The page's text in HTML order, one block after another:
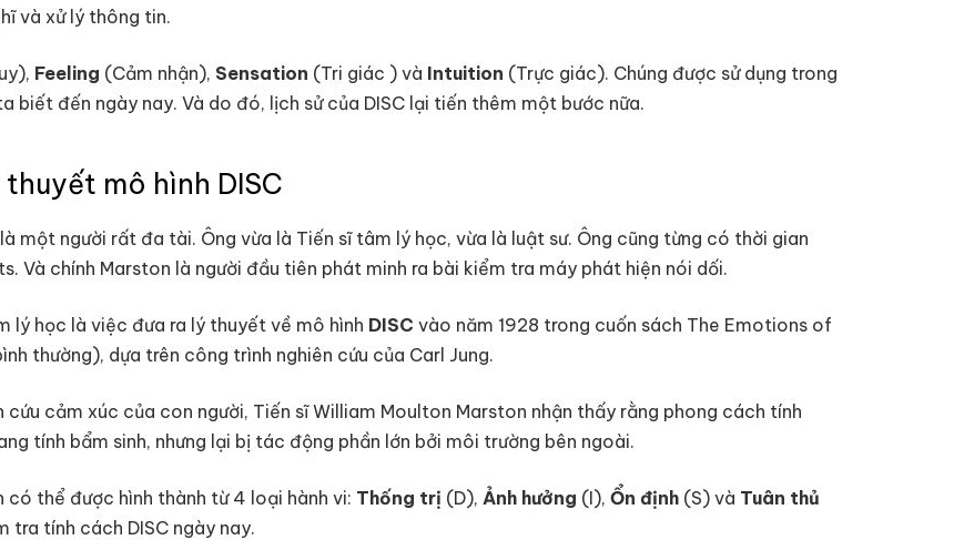
và xử lý thông tin.
Feeling (Cảm nhận), Sensation (Tri giác ) và Intuition (Trực giác). Chúng được sử dụng trong
biết đến ngày nay. Và do đó, lịch sử của DISC lại tiến thêm một bước nữa.
mô hình DISC
một người rất đa tài. Ông vừa là Tiến sĩ tâm lý học, vừa là luật sư. Ông cũng từng có thời gian
Và chính Marston là người đầu tiên phát minh ra bài kiểm tra máy phát hiện nói dối.
học là việc đưa ra lý thuyết về mô hình DISC vào năm 1928 trong cuốn sách The Emotions of
thường), dựa trên công trình nghiên cứu của Carl Jung.
cảm xúc của con người, Tiến sĩ William Moulton Marston nhận thấy rằng phong cách tính
tính bẩm sinh, nhưng lại bị tác động phần lớn bởi môi trường bên ngoài.
thể được hình thành từ 4 loại hành vi: Thống trị (D), Ảnh hưởng (I), Ổn định (S) và Tuân thủ
tra tính cách DISC ngày nay.